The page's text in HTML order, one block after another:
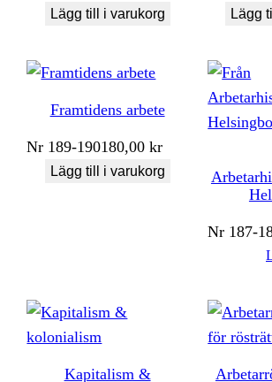
Lägg till i varukorg Lägg
Framtidens arbete
Nr 189-190180,00kr
Lägg till i varukorg
Nr 187-
Kapitalism &